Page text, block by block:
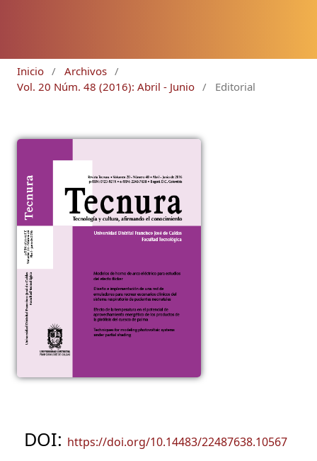
Inicio / Archivos /
Vol. 20 Núm. 48 (2016): Abril - Junio / Editorial
DOI: https://doi.org/10.14483/22487638.10567